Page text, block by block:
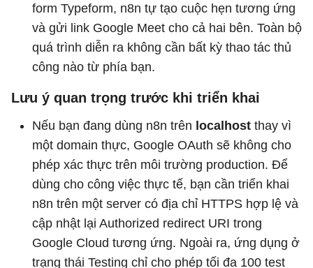
form Typeform, n8n tự tạo cuộc hẹn tương ứng
và gửi link Google Meet cho cả hai bên. Toàn bộ
quá trình diễn ra không cần bất kỳ thao tác thủ
công nào từ phía bạn.
Lưu ý quan trọng trước khi triển khai
Nếu bạn đang dùng n8n trên localhost thay vì
một domain thực, Google OAuth sẽ không cho
phép xác thực trên môi trường production. Để
dùng cho công việc thực tế, bạn cần triển khai
n8n trên một server có địa chỉ HTTPS hợp lệ và
cập nhật lại Authorized redirect URI trong
Google Cloud tương ứng. Ngoài ra, ứng dụng ở
trạng thái Testing chỉ cho phép tối đa 100 test